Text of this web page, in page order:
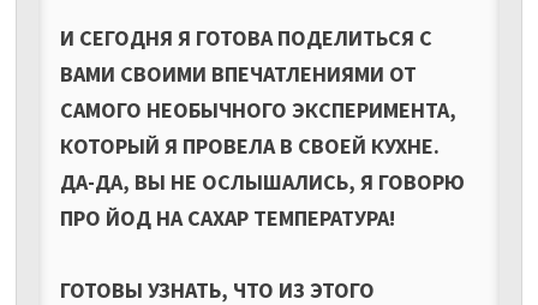
И СЕГОДНЯ Я ГОТОВА ПОДЕЛИТЬСЯ С
ВАМИ СВОИМИ ВПЕЧАТЛЕНИЯМИ ОТ
САМОГО НЕОБЫЧНОГО ЭКСПЕРИМЕНТА,
КОТОРЫЙ Я ПРОВЕЛА В СВОЕЙ КУХНЕ.
ДА-ДА, ВЫ НЕ ОСЛЫШАЛИСЬ, Я ГОВОРЮ
ПРО ЙОД НА САХАР ТЕМПЕРАТУРА!
ГОТОВЫ УЗНАТЬ, ЧТО ИЗ ЭТОГО